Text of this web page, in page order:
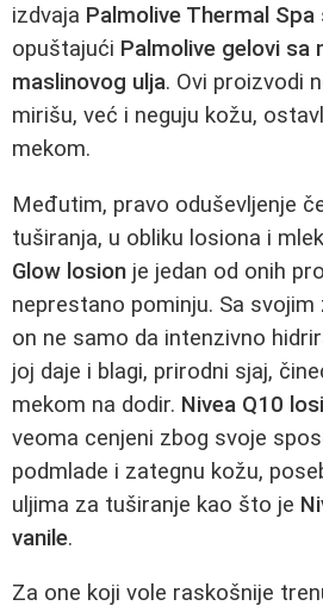
izdvaja Palmolive Thermal Spa
opuštajući Palmolive gelovi sa
maslinovog ulja. Ovi proizvodi
mirišu, već i neguju kožu,
mekom.
Međutim, pravo oduševljenje
tuširanja, u obliku losiona i
Glow losion je jedan od onih
neprestano pominju. Sa
on ne samo da intenzivno
joj daje i blagi, prirodni sjaj,
mekom na dodir. Nivea Q10
veoma cenjeni zbog svoje
podmlade i zategnu kožu,
uljima za tuširanje kao što je
vanile.
Za one koji vole raskošnije